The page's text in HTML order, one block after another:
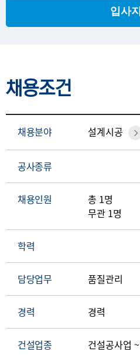
입사
채용조건
채용분야 설계시공
공사종류
채용인원
총 1명
무관 1명
학력
담당업무 품질관리
경력 경력
건설업종 건설공사업